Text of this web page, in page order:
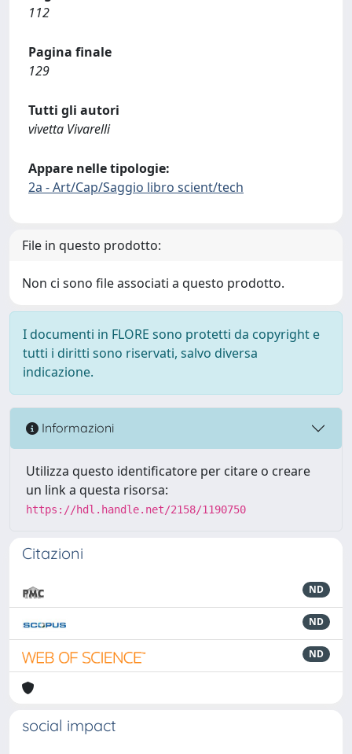
112
Pagina finale
129
Tutti gli autori
vivetta Vivarelli
Appare nelle tipologie:
2a - Art/Cap/Saggio libro scient/tech
File in questo prodotto:
Non ci sono file associati a questo prodotto.
I documenti in FLORE sono protetti da copyright e
tutti i diritti sono riservati, salvo diversa
indicazione.
Informazioni
Utilizza questo identificatore per citare o creare
un link a questa risorsa:
https://hdl.handle.net/2158/1190750
Citazioni
ND
ND
ND
social impact